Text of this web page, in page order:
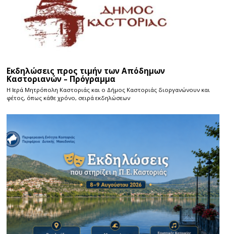
Εκδηλώσεις προς τιμήν των Απόδημων
Καστοριανών – Πρόγραμμα
Η Ιερά Μητρόπολη Καστοριάς και ο Δήμος Καστοριάς διοργανώνουν και
φέτος, όπως κάθε χρόνο, σειρά εκδηλώσεων